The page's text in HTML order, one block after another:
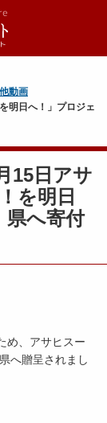
動画
明日へ！」プロジェ
15日アサ
を明日
県へ寄付
め、アサヒスー
へ贈呈されまし